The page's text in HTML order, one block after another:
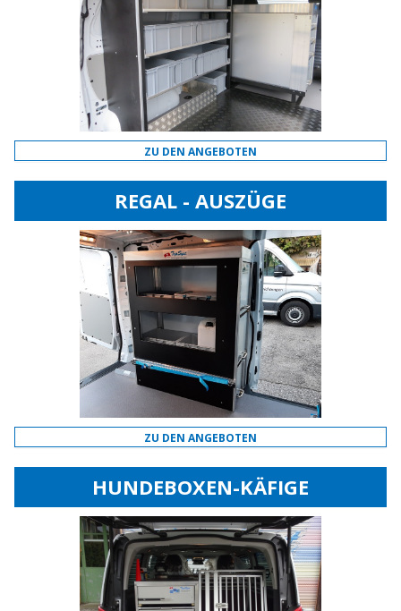
ZU DEN ANGEBOTEN
REGAL - AUSZÜGE
ZU DEN ANGEBOTEN
HUNDEBOXEN-KÄFIGE